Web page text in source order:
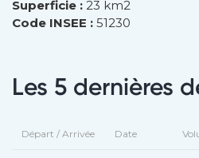
Superficie : 23 km2
Code INSEE : 51230
Les 5 dernières
Départ / Arrivée Date